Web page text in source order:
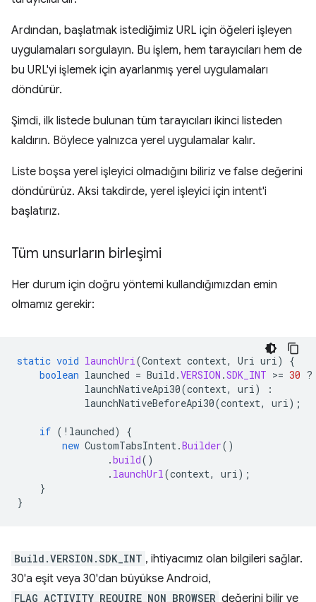
Ardından, başlatmak istediğimiz URL için öğeleri işleyen
uygulamaları sorgulayın. Bu işlem, hem tarayıcıları hem de
bu URL'yi işlemek için ayarlanmış yerel uygulamaları
döndürür.
Şimdi, ilk listede bulunan tüm tarayıcıları ikinci listeden
kaldırın. Böylece yalnızca yerel uygulamalar kalır.
Liste boşsa yerel işleyici olmadığını biliriz ve false değerini
döndürürüz. Aksi takdirde, yerel işleyici için intent'i
başlatırız.
Tüm unsurların birleşimi
Her durum için doğru yöntemi kullandığımızdan emin
olmamız gerekir:
static void launchUri(Context context, Uri uri)
{
boolean launched = Build .VERSION .SDK_INT >= 30 ?
launchNativeApi30(context, uri)
:
launchNativeBeforeApi30(context, uri);
if ( ! launched)
{
new CustomTabsIntent.Builder()
.build()
. launchUrl(context, uri);
}
}
Build.VERSION.SDK_INT , ihtiyacımız olan bilgileri sağlar.
30'a eşit veya 30'dan büyükse Android,
FLAG_ACTIVITY_REQUIRE_NON_BROWSER değerini bilir ve